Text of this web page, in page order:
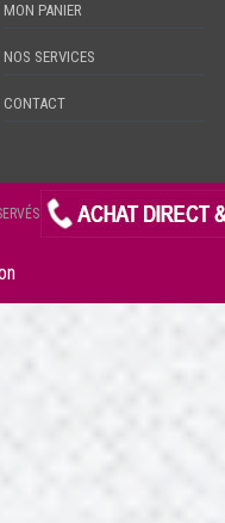
MON PANIER
NOS SERVICES
CONTACT